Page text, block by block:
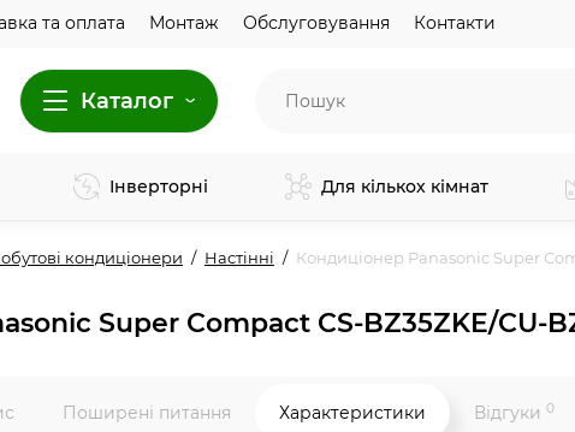
та оплата Монтаж Обслуговування Контакти
Каталог
Інверторні Для кількох кімнат
кондиціонери Настінні Кондиціонер Panasonic Super
Super Compact CS-BZ35ZKE/CU-
Поширені питання Характеристики Відгуки 0